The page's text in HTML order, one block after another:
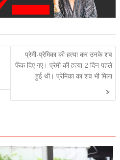
प्रेमी-प्रेमिका की हत्या कर उनके शव
फेंक दिए गए। प्रेमी की हत्या 2 दिन पहले
हुई थी। प्रेमिका का शव भी मिला